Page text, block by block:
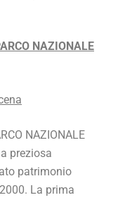
NAZIONALE
NAZIONALE
preziosa
patrimonio
La prima